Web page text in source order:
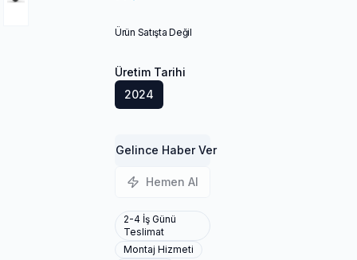
Ürün Satışta Değil
Üretim Tarihi
2024
Gelince Haber Ver
Hemen Al
2-4 İş Günü
Teslimat
Montaj Hizmeti